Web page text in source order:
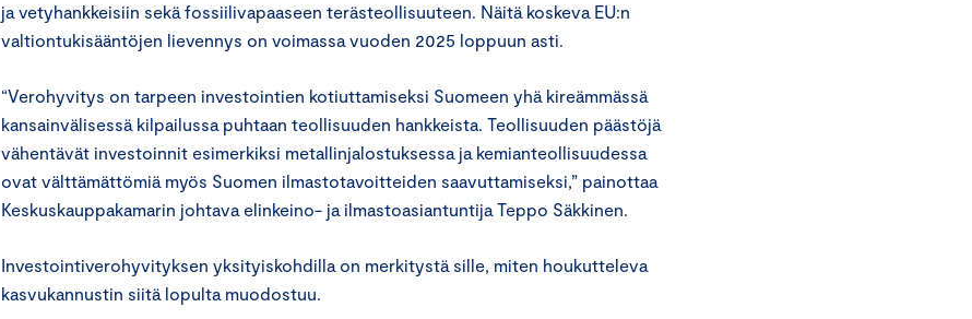
ja vetyhankkeisiin sekä fossiilivapaaseen terästeollisuuteen. Näitä koskeva EU:n
valtiontukisääntöjen lievennys on voimassa vuoden 2025 loppuun asti.
“Verohyvitys on tarpeen investointien kotiuttamiseksi Suomeen yhä kireämmässä
kansainvälisessä kilpailussa puhtaan teollisuuden hankkeista. Teollisuuden päästöjä
vähentävät investoinnit esimerkiksi metallinjalostuksessa ja kemianteollisuudessa
ovat välttämättömiä myös Suomen ilmastotavoitteiden saavuttamiseksi,” painottaa
Keskuskauppakamarin johtava elinkeino- ja ilmastoasiantuntija Teppo Säkkinen.
Investointiverohyvityksen yksityiskohdilla on merkitystä sille, miten houkutteleva
kasvukannustin siitä lopulta muodostuu.